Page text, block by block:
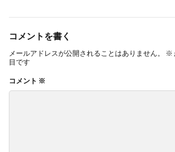
コメントを書く
メールアドレスが公開されることはありません。 ※
目です
コメント ※